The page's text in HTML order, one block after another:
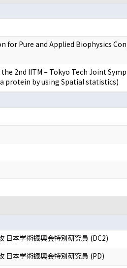
for Pure and Applied Biophysics
2nd IITM – Tokyo Tech Joint
protein by using Spatial statistics)
日本学術振興会特別研究員 (DC2)
日本学術振興会特別研究員 (PD)